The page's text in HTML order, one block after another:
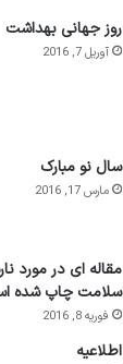
روز جهانی بهداشت
آوریل 7, 2016
سال نو مبارک
مارس 17, 2016
مقاله ای در مورد
سلامت چاپ شده
فوریه 8, 2016
اطلاعيه